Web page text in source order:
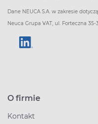
Dane NEUCA S.A. w zakresie
Neuca Grupa VAT, ul. Forteczna 35-
O firmie
Kontakt